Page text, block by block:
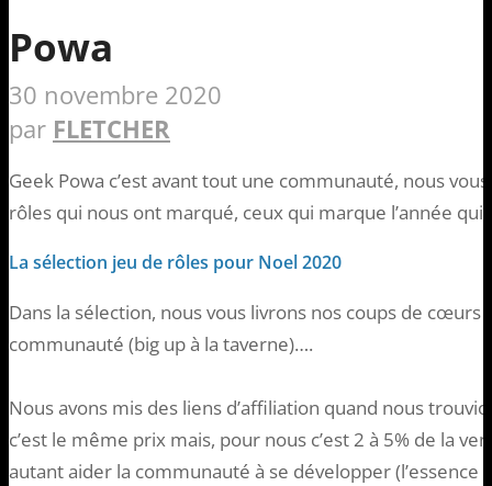
Powa
30 novembre 2020
par FLETCHER
Geek Powa c’est avant tout une communauté, nous
rôles qui nous ont marqué, ceux qui marque l’année qui
La sélection jeu de rôles pour Noel 2020
Dans la sélection, nous vous livrons nos coups de cœurs
communauté (big up à la taverne)….
Nous avons mis des liens d’affiliation quand nous
c’est le même prix mais, pour nous c’est 2 à 5% de la
autant aider la communauté à se développer